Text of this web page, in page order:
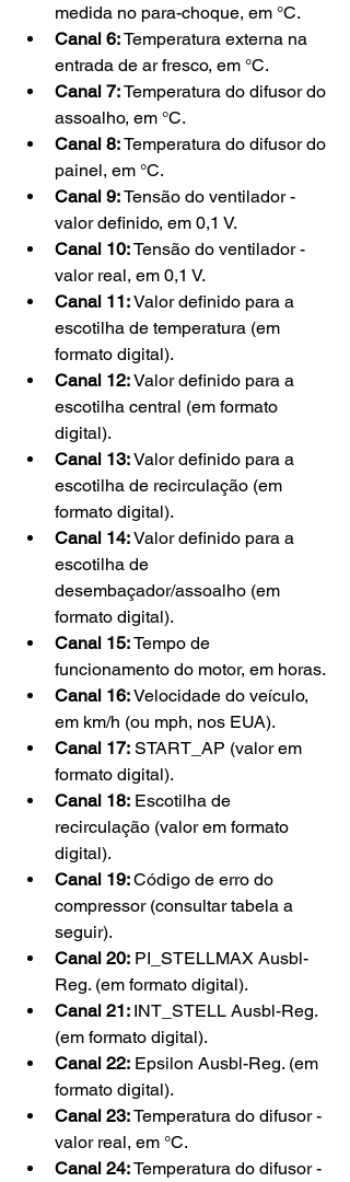
medida no para-choque, em °C.
Canal 6: Temperatura externa na
entrada de ar fresco, em °C.
Canal 7: Temperatura do difusor do
assoalho, em °C.
Canal 8: Temperatura do difusor do
painel, em °C.
Canal 9: Tensão do ventilador -
valor definido, em 0,1 V.
Canal 10: Tensão do ventilador -
valor real, em 0,1 V.
Canal 11: Valor definido para a
escotilha de temperatura (em
formato digital).
Canal 12: Valor definido para a
escotilha central (em formato
digital).
Canal 13: Valor definido para a
escotilha de recirculação (em
formato digital).
Canal 14: Valor definido para a
escotilha de
desembaçador/assoalho (em
formato digital).
Canal 15: Tempo de
funcionamento do motor, em horas.
Canal 16: Velocidade do veículo,
em km/h (ou mph, nos EUA).
Canal 17: START_AP (valor em
formato digital).
Canal 18: Escotilha de
recirculação (valor em formato
digital).
Canal 19: Código de erro do
compressor (consultar tabela a
seguir).
Canal 20: PI_STELLMAX Ausbl-
Reg. (em formato digital).
Canal 21: INT_STELL Ausbl-Reg.
(em formato digital).
Canal 22: Epsilon Ausbl-Reg. (em
formato digital).
Canal 23: Temperatura do difusor -
valor real, em °C.
Canal 24: Temperatura do difusor -